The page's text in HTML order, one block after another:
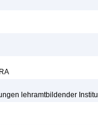
lehramtbildender